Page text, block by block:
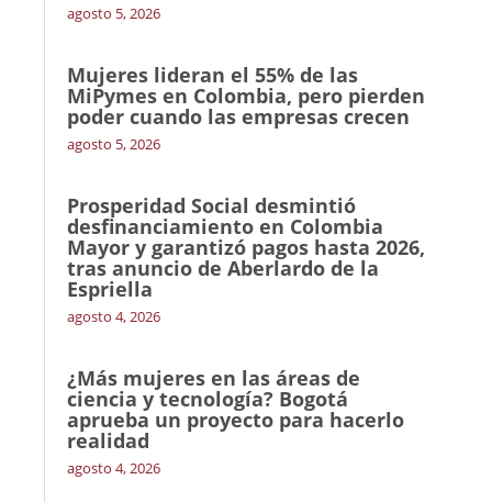
agosto 5, 2026
Mujeres lideran el 55% de las
MiPymes en Colombia, pero pierden
poder cuando las empresas crecen
agosto 5, 2026
Prosperidad Social desmintió
desfinanciamiento en Colombia
Mayor y garantizó pagos hasta 2026,
tras anuncio de Aberlardo de la
Espriella
agosto 4, 2026
¿Más mujeres en las áreas de
ciencia y tecnología? Bogotá
aprueba un proyecto para hacerlo
realidad
agosto 4, 2026